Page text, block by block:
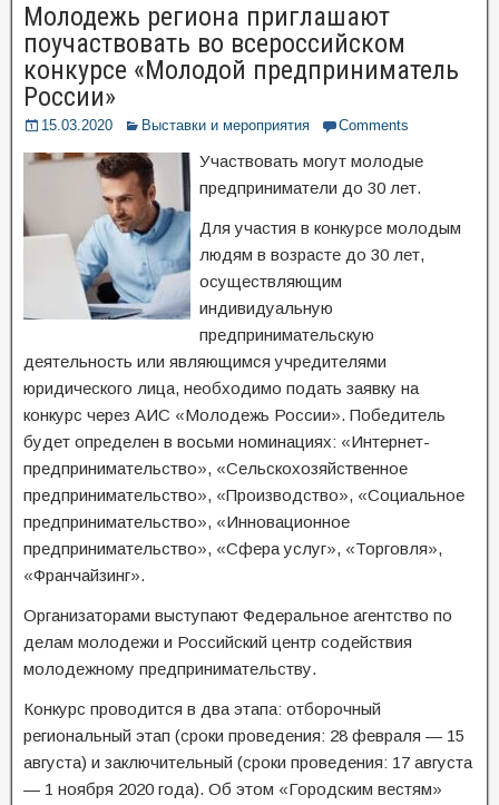
Молодежь региона приглашают
поучаствовать во всероссийском
конкурсе «Молодой предприниматель
России»
15.03.2020 Выставки и мероприятия Comments
Участвовать могут молодые
предприниматели до 30 лет.
Для участия в конкурсе молодым
людям в возрасте до 30 лет,
осуществляющим
индивидуальную
предпринимательскую
деятельность или являющимся учредителями
юридического лица, необходимо подать заявку на
конкурс через АИС «Молодежь России». Победитель
будет определен в восьми номинациях: «Интернет-
предпринимательство», «Сельскохозяйственное
предпринимательство», «Производство», «Социальное
предпринимательство», «Инновационное
предпринимательство», «Сфера услуг», «Торговля»,
«Франчайзинг».
Организаторами выступают Федеральное агентство по
делам молодежи и Российский центр содействия
молодежному предпринимательству.
Конкурс проводится в два этапа: отборочный
региональный этап (сроки проведения: 28 февраля — 15
августа) и заключительный (сроки проведения: 17 августа
— 1 ноября 2020 года). Об этом «Городским вестям»